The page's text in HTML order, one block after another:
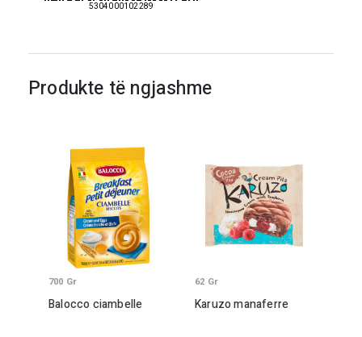
5304000102289
Produkte të ngjashme
Balocco ciambelle
700 Gr
Karuzo manaferre
62 Gr